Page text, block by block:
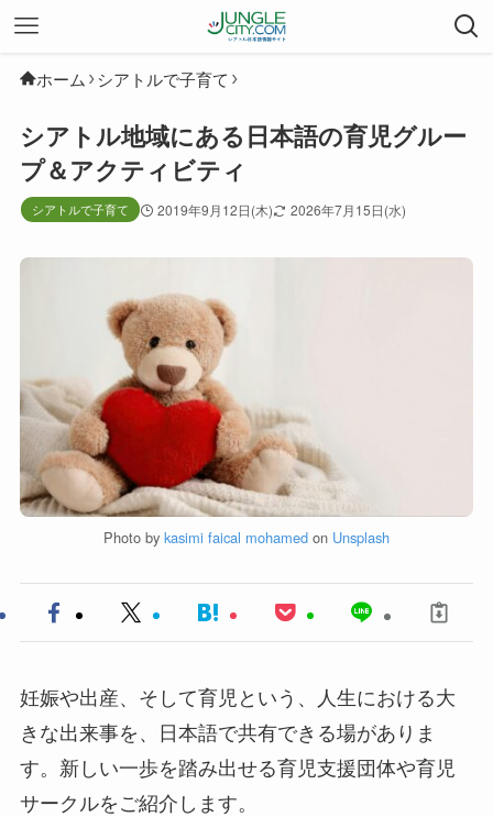
ホーム シアトルで子育て
シアトル地域にある日本語の育児グルー
プ＆アクティビティ
シアトルで子育て 2019年9月12日(木) 2026年7月15日(水)
Photo by kasimi faical mohamed on Unsplash
妊娠や出産、そして育児という、人生における大
きな出来事を、日本語で共有できる場がありま
す。新しい一歩を踏み出せる育児支援団体や育児
サークルをご紹介します。